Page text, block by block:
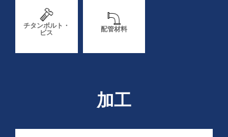
チタンボルト・
ビス
配管材料
加工